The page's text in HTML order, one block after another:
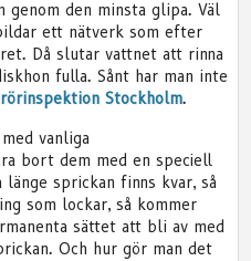
den minsta glipa. Väl
ett nätverk som efter
Då slutar vattnet att rinna
fulla. Sånt har man inte
rörinspektion Stockholm.
vanliga
bort dem med en speciell
sprickan finns kvar, så
som lockar, så kommer
sättet att bli av med
Och hur gör man det